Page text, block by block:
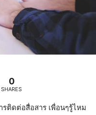
0
SHARES
ติดต่อสื่อสาร เพื่อนๆรู้ไหม